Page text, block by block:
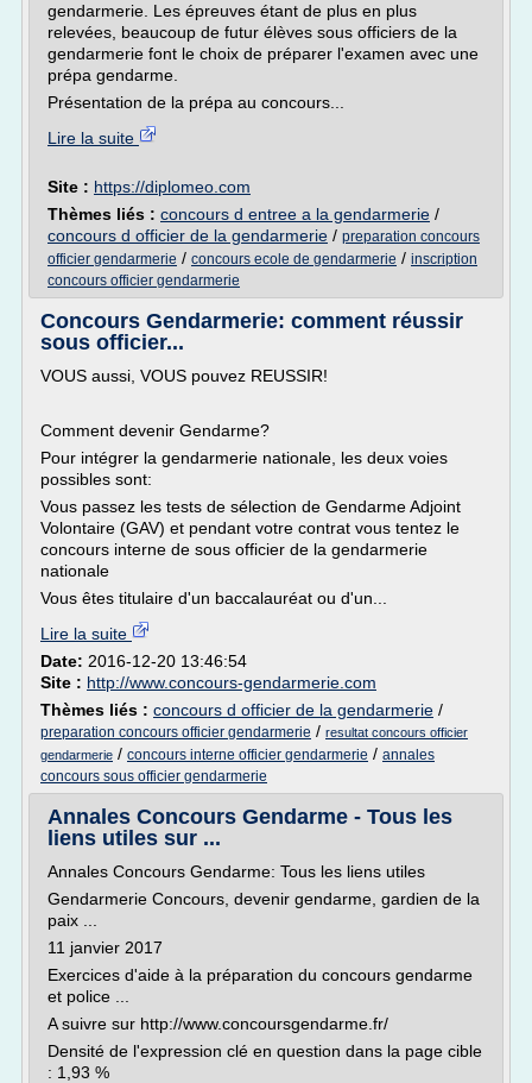
gendarmerie. Les épreuves étant de plus en plus
relevées, beaucoup de futur élèves sous officiers de la
gendarmerie font le choix de préparer l'examen avec une
prépa gendarme.
Présentation de la prépa au concours...
Lire la suite
Site : https://diplomeo.com
Thèmes liés : concours d entree a la gendarmerie /
concours d officier de la gendarmerie / preparation concours
officier gendarmerie / concours ecole de gendarmerie / inscription
concours officier gendarmerie
Concours Gendarmerie: comment réussir
sous officier...
VOUS aussi, VOUS pouvez REUSSIR!
Comment devenir Gendarme?
Pour intégrer la gendarmerie nationale, les deux voies
possibles sont:
Vous passez les tests de sélection de Gendarme Adjoint
Volontaire (GAV) et pendant votre contrat vous tentez le
concours interne de sous officier de la gendarmerie
nationale
Vous êtes titulaire d'un baccalauréat ou d'un...
Lire la suite
Date: 2016-12-20 13:46:54
Site : http://www.concours-gendarmerie.com
Thèmes liés : concours d officier de la gendarmerie /
preparation concours officier gendarmerie / resultat concours officier
gendarmerie / concours interne officier gendarmerie / annales
concours sous officier gendarmerie
Annales Concours Gendarme - Tous les
liens utiles sur ...
Annales Concours Gendarme: Tous les liens utiles
Gendarmerie Concours, devenir gendarme, gardien de la
paix ...
11 janvier 2017
Exercices d'aide à la préparation du concours gendarme
et police ...
A suivre sur http://www.concoursgendarme.fr/
Densité de l'expression clé en question dans la page cible
: 1,93 %